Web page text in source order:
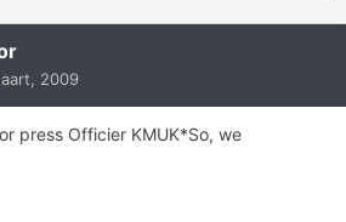
2009
press Officier KMUK*So, we